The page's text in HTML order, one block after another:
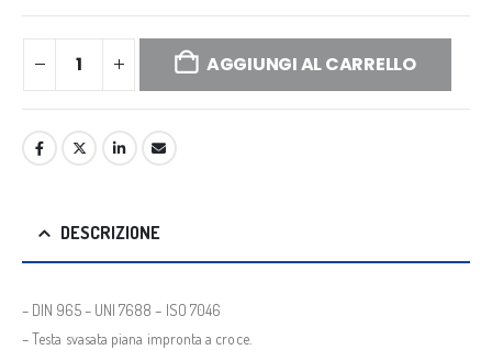
AGGIUNGI AL CARRELLO
DESCRIZIONE
– DIN 965 – UNI 7688 – ISO 7046
– Testa svasata piana impronta a croce.